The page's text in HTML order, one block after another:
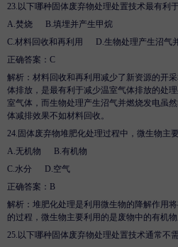
23. 以下哪种固体废弃物处理处置技术最有利
A.焚烧 B.填埋并产生甲烷
C.材料回收和再利用 D.生物处理产生沼气
正确答案： C
解析 ：材料回收和再利用减少了新资源的开
体排放，是最有利于减少温室气体排放的处
室气体，而生物处理产生沼气并燃烧发电虽
体减排效果不如材料回收。
24. 固体废弃物堆肥化处理过程中，微生物主
A.无机物 B.有机物
C.水分 D.空气
正确答案： B
解析 ：堆肥化处理是利用微生物的降解作用
的过程，微生物主要利用的是废物中的有机物
25. 以下哪种固体废弃物处理处置技术通常不